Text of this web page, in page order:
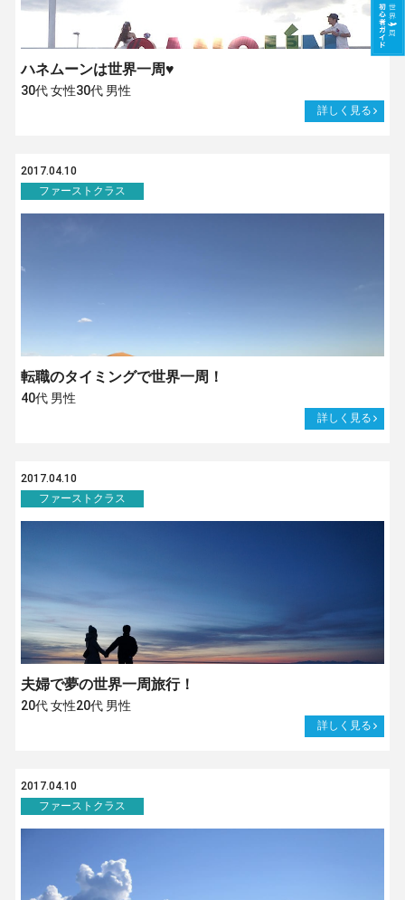
ハネムーンは世界一周♥
30代 女性30代 男性
詳しく見る
2017.04.10
ファーストクラス
転職のタイミングで世界一周！
40代 男性
詳しく見る
2017.04.10
ファーストクラス
夫婦で夢の世界一周旅行！
20代 女性20代 男性
詳しく見る
2017.04.10
ファーストクラス